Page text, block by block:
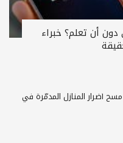
أن تعلم؟ خبراء
أضرار المنازل المدمّرة في